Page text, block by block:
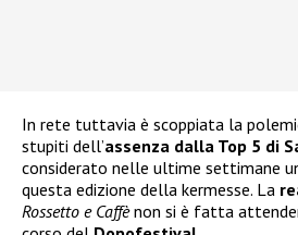
In rete tuttavia è scoppiata la
stupiti dell’assenza dalla Top 5 di
considerato nelle ultime settimane
questa edizione della kermesse. La
Rossetto e Caffènon si è fatta